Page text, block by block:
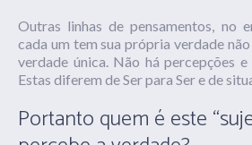
Outras linhas de pensamentos, no
cada um tem sua própria verdade
verdade única. Não há percepções e
Estas diferem de Ser para Ser e de
Portanto quem é este